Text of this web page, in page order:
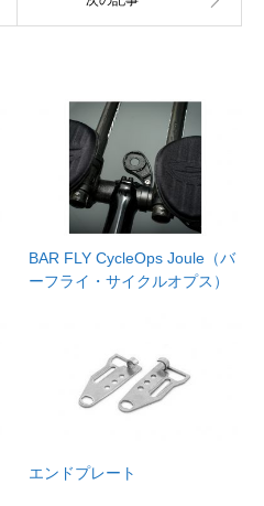
BAR FLY CycleOps Joule（バ
ーフライ・サイクルオプス）
エンドプレート